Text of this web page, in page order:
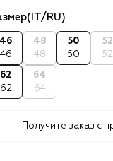
(IT/RU)
46
46
48
48
50
50
52
52
62
62
64
64
Получите заказ с